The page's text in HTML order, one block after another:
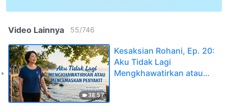
Video Lainnya 55/746
38:57
Kesaksian Rohani, Ep. 20:
Aku Tidak Lagi
Mengkhawatirkan atau